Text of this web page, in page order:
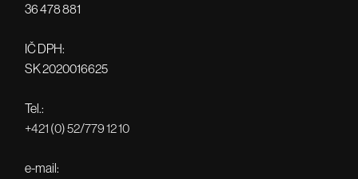
36 478 881
IČ DPH:
SK 2020016625
Tel.:
+421 (0) 52/779 12 10
e-mail: